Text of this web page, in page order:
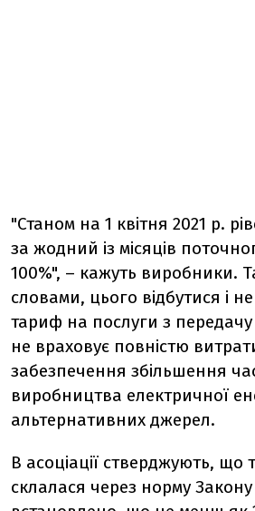
"Станом на 1 квітня 2021 р.
за жодний із місяців
100%", – кажуть виробники.
словами, цього відбутися і
тариф на послуги з передачу
не враховує повністю
забезпечення збільшення
виробництва електричної
альтернативних джерел.
В асоціації стверджують, що
склалася через норму